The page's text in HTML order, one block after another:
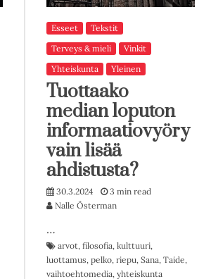
Esseet
Tekstit
Terveys & mieli
Vinkit
Yhteiskunta
Yleinen
Tuottaako
median loputon
informaatiovyöry
vain lisää
ahdistusta?
30.3.2024
3 min read
Nalle Österman
…
arvot, filosofia, kulttuuri,
luottamus, pelko, riepu, Sana, Taide,
vaihtoehtomedia, yhteiskunta